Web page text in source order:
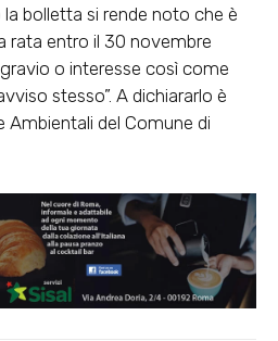
bolletta si rende noto che è
rata entro il 30 novembre
o interesse così come
stesso”. A dichiararlo è
Ambientali del Comune di